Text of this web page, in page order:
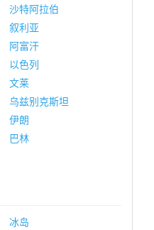
沙特阿拉伯
叙利亚
阿富汗
以色列
文莱
乌兹别克斯坦
伊朗
巴林
冰岛